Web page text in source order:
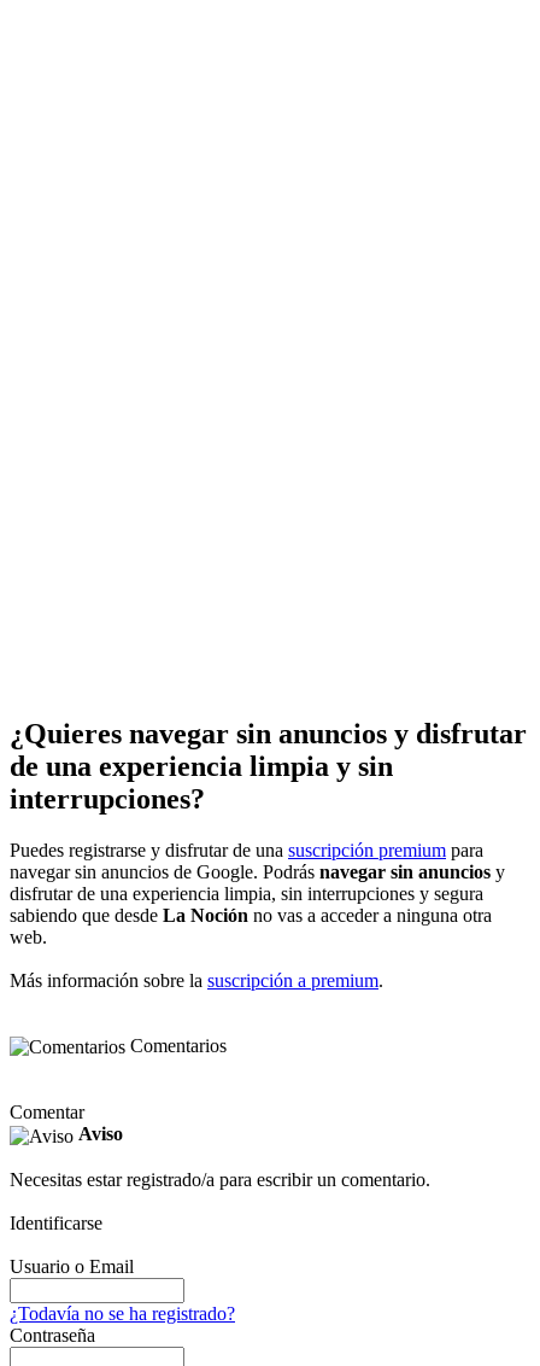
¿Quieres navegar sin anuncios y disfrutar
de una experiencia limpia y sin
interrupciones?
Puedes registrarse y disfrutar de una suscripción premium para
navegar sin anuncios de Google. Podrás navegar sin anuncios y
disfrutar de una experiencia limpia, sin interrupciones y segura
sabiendo que desde La Noción no vas a acceder a ninguna otra
web.
Más información sobre la suscripción a premium.
Comentarios
Comentar
Aviso
Necesitas estar registrado/a para escribir un comentario.
Identificarse
Usuario o Email
¿Todavía no se ha registrado?
Contraseña